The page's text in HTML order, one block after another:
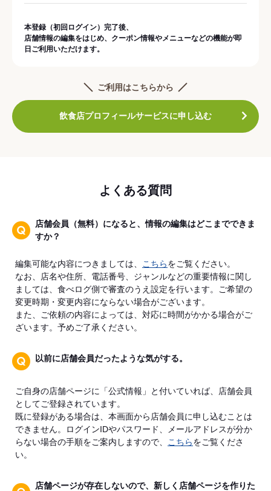
本登録（初回ログイン）完了後、
店舗情報の編集をはじめ、クーポン情報やメニューなどの機能が即
日ご利用いただけます。
ご利用はこちらから
飲食店プロフィールサービスに申し込む
よくある質問
店舗会員（無料）になると、情報の編集はどこまでできま
すか？
編集可能な内容につきましては、 こちらをご覧ください。
なお、店名や住所、電話番号、ジャンルなどの重要情報に関し
ましては、食べログ側で審査のうえ設定を行います。ご希望の
変更時期・変更内容にならない場合がございます。
また、ご依頼の内容によっては、対応に時間がかかる場合がご
ざいます。予めご了承ください。
以前に店舗会員だったような気がする。
ご自身の店舗ページに「公式情報」と付いていれば、店舗会員
としてご登録されています。
既に登録がある場合は、本画面から店舗会員に申し込むことは
できません。ログインIDやパスワード、メールアドレスが分か
らない場合の手順をご案内しますので、
こちらをご覧くださ
い。
店舗ページが存在しないので、新しく店舗ページを作りた